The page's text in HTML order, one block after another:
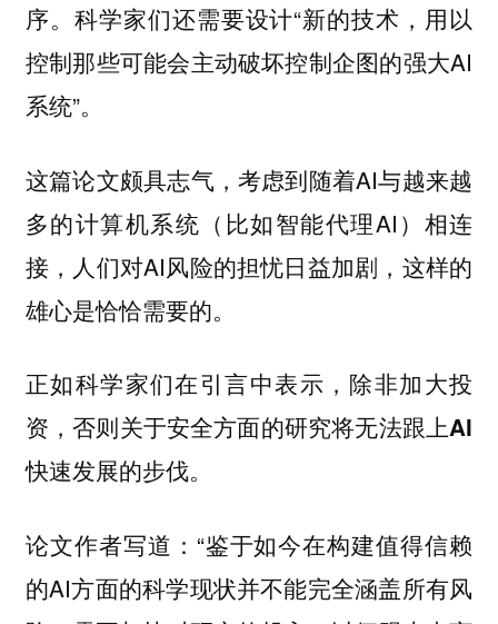
序。科学家们还需要设计“新的技术，用以
控制那些可能会主动破坏控制企图的强大AI
系统”。
这篇论文颇具志气，考虑到随着AI与越来越
多的计算机系统（比如智能代理AI）相连
接，人们对AI风险的担忧日益加剧，这样的
雄心是恰恰需要的。
正如科学家们在引言中表示， 除非加大投
资，否则关于安全方面的研究将无法跟上AI
快速发展的步伐。
论文作者写道：“鉴于如今在构建值得信赖
的AI方面的科学现状并不能完全涵盖所有风